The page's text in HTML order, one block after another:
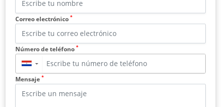
Correo electrónico *
Número de teléfono *
▼
Mensaje *